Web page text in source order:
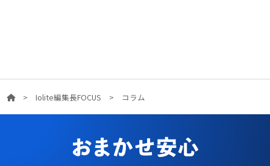
> Iolite編集長FOCUS > コラム